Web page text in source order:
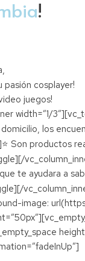
!
cosplayer!
juegos!
width=”1/
los
Son productos
te ayudara a
image: